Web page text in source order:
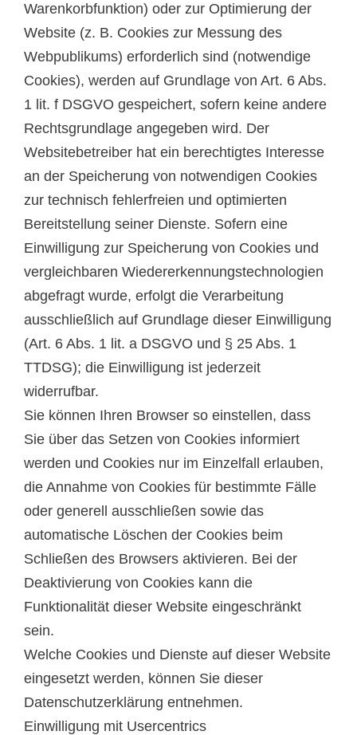
Warenkorbfunktion) oder zur Optimierung der
Website (z. B. Cookies zur Messung des
Webpublikums) erforderlich sind (notwendige
Cookies), werden auf Grundlage von Art. 6 Abs.
1 lit. f DSGVO gespeichert, sofern keine andere
Rechtsgrundlage angegeben wird. Der
Websitebetreiber hat ein berechtigtes Interesse
an der Speicherung von notwendigen Cookies
zur technisch fehlerfreien und optimierten
Bereitstellung seiner Dienste. Sofern eine
Einwilligung zur Speicherung von Cookies und
vergleichbaren Wiedererkennungstechnologien
abgefragt wurde, erfolgt die Verarbeitung
ausschließlich auf Grundlage dieser Einwilligung
(Art. 6 Abs. 1 lit. a DSGVO und § 25 Abs. 1
TTDSG); die Einwilligung ist jederzeit
widerrufbar.
Sie können Ihren Browser so einstellen, dass
Sie über das Setzen von Cookies informiert
werden und Cookies nur im Einzelfall erlauben,
die Annahme von Cookies für bestimmte Fälle
oder generell ausschließen sowie das
automatische Löschen der Cookies beim
Schließen des Browsers aktivieren. Bei der
Deaktivierung von Cookies kann die
Funktionalität dieser Website eingeschränkt
sein.
Welche Cookies und Dienste auf dieser Website
eingesetzt werden, können Sie dieser
Datenschutzerklärung entnehmen.
Einwilligung mit Usercentrics